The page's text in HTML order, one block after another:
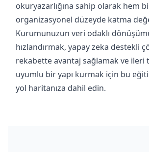
okuryazarlığına sahip olarak hem
organizasyonel düzeyde katma
Kurumunuzun veri odaklı
hızlandırmak, yapay zeka destekli
rekabette avantaj sağlamak ve ileri
uyumlu bir yapı kurmak için bu
yol haritanıza dahil edin.